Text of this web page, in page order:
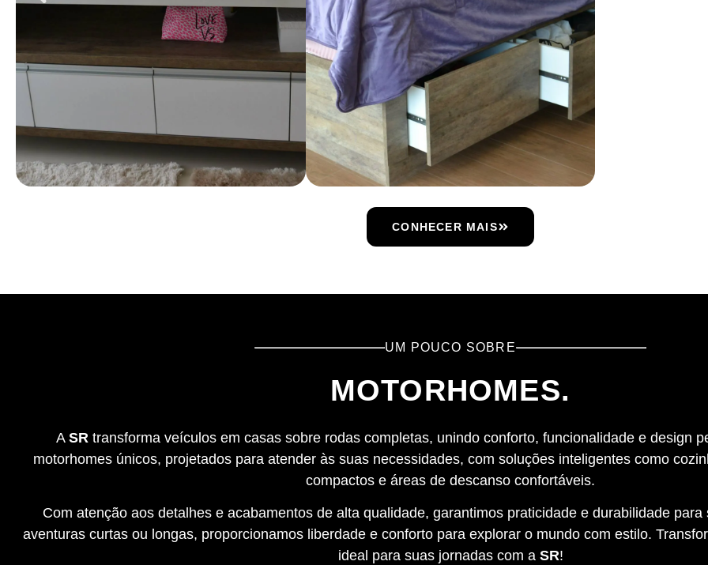
CONHECER MAIS
UM POUCO SOBRE
MOTORHOMES.
A SRtransforma veículos em casas sobre rodas completas, unindo conforto, funcionalidade e design
motorhomes únicos, projetados para atender às suas necessidades, com soluções inteligentes como
compactos e áreas de descanso confortáveis.
Com atenção aos detalhes e acabamentos de alta qualidade, garantimos praticidade e durabilidade
aventuras curtas ou longas, proporcionamos liberdade e conforto para explorar o mundo com estilo.
ideal para suas jornadas com a SR!